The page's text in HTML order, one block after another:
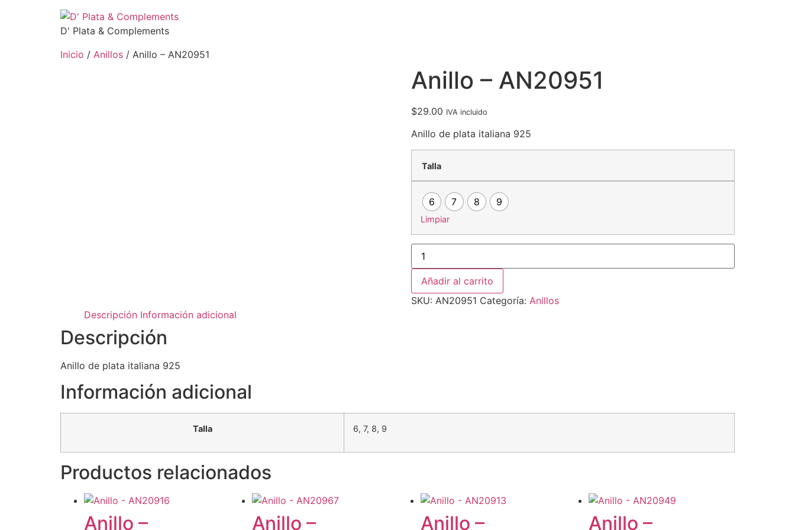
D' Plata & Complements
Inicio / Anillos / Anillo – AN20951
Anillo – AN20951
$29.00 IVA incluido
Anillo de plata italiana 925
Talla
6 7 8 9
Limpiar
Añadir al carrito
SKU: AN20951 Categoría: Anillos
Descripción Información adicional
Descripción
Anillo de plata italiana 925
Información adicional
Talla 6, 7, 8, 9
Productos relacionados
Anillo – Anillo – Anillo – Anillo –